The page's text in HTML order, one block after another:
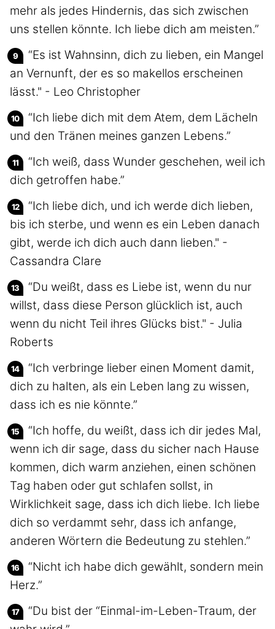
mehr als jedes Hindernis, das sich zwischen
uns stellen könnte. Ich liebe dich am meisten.”
“Es ist Wahnsinn, dich zu lieben, ein Mangel
an Vernunft, der es so makellos erscheinen
lässt." - Leo Christopher
“Ich liebe dich mit dem Atem, dem Lächeln
und den Tränen meines ganzen Lebens.”
“Ich weiß, dass Wunder geschehen, weil ich
dich getroffen habe.”
“Ich liebe dich, und ich werde dich lieben,
bis ich sterbe, und wenn es ein Leben danach
gibt, werde ich dich auch dann lieben." -
Cassandra Clare
“Du weißt, dass es Liebe ist, wenn du nur
willst, dass diese Person glücklich ist, auch
wenn du nicht Teil ihres Glücks bist." - Julia
Roberts
“Ich verbringe lieber einen Moment damit,
dich zu halten, als ein Leben lang zu wissen,
dass ich es nie könnte.”
“Ich hoffe, du weißt, dass ich dir jedes Mal,
wenn ich dir sage, dass du sicher nach Hause
kommen, dich warm anziehen, einen schönen
Tag haben oder gut schlafen sollst, in
Wirklichkeit sage, dass ich dich liebe. Ich liebe
dich so verdammt sehr, dass ich anfange,
anderen Wörtern die Bedeutung zu stehlen.”
“Nicht ich habe dich gewählt, sondern mein
Herz.”
“Du bist der “Einmal-im-Leben-Traum, der